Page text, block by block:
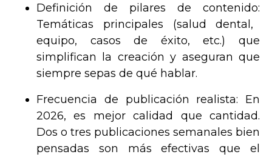
Definición de pilares de contenido:
Temáticas principales (salud dental,
equipo, casos de éxito, etc.) que
simplifican la creación y aseguran que
siempre sepas de qué hablar.
Frecuencia de publicación realista: En
2026, es mejor calidad que cantidad.
Dos o tres publicaciones semanales bien
pensadas son más efectivas que el